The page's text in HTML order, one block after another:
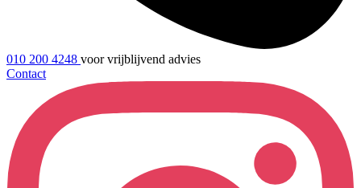
010 200 4248 voor vrijblijvend advies
Contact